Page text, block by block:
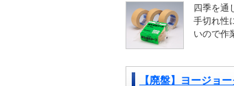
四季を通
手切れ性
いので作
【廃盤】ヨージョ